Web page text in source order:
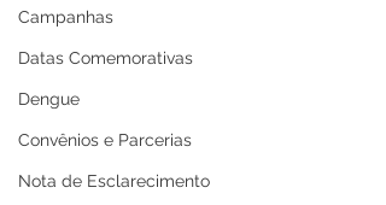
Campanhas
Datas Comemorativas
Dengue
Convênios e Parcerias
Nota de Esclarecimento